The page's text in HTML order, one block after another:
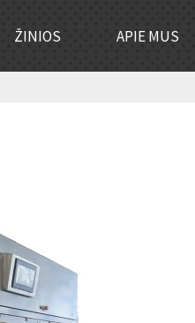
ŽINIOS APIE MUS